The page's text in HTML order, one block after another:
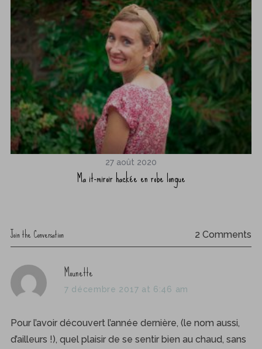
27 août 2020
Ma it-miroir hackée en robe longue
Join the Conversation 2 Comments
s
a
s
:
Mounette
7 décembre 2017 at 6:46 am
Pour l’avoir découvert l’année dernière, (le nom aussi,
d’ailleurs !), quel plaisir de se sentir bien au chaud, sans